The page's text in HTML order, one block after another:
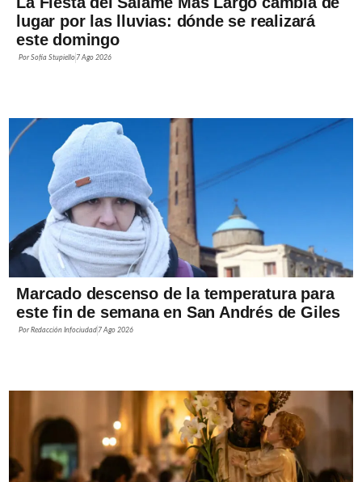
lugar por las lluvias: dónde se realizará
este domingo
PorSofía Stupiello 7 Ago 2026
Marcado descenso de la temperatura para
este fin de semana en San Andrés de Giles
PorRedacción Infociudad 7 Ago 2026